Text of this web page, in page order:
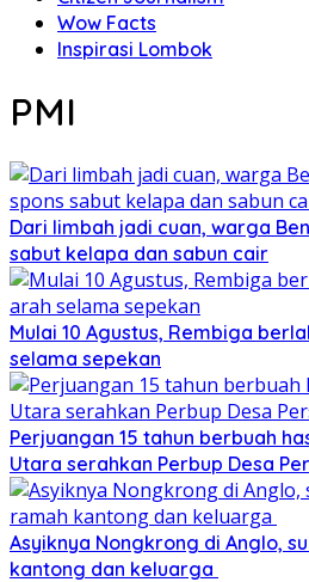
Wow Facts
Inspirasi Lombok
PMI
Dari limbah jadi cuan, warga
sabut kelapa dan sabun cair
Mulai 10 Agustus, Rembiga
selama sepekan
Perjuangan 15 tahun berbuah
Utara serahkan Perbup Desa
Asyiknya Nongkrong di Anglo,
kantong dan keluarga